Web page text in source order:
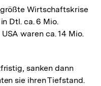
Wirtschaftskrise
Dtl. ca. 6 Mio.
waren ca. 14 Mio.
sanken dann
sie ihren Tiefstand.